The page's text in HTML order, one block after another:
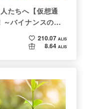
たちへ【仮想通
バイナンスの使
210.07 ALIS
8.64 ALIS